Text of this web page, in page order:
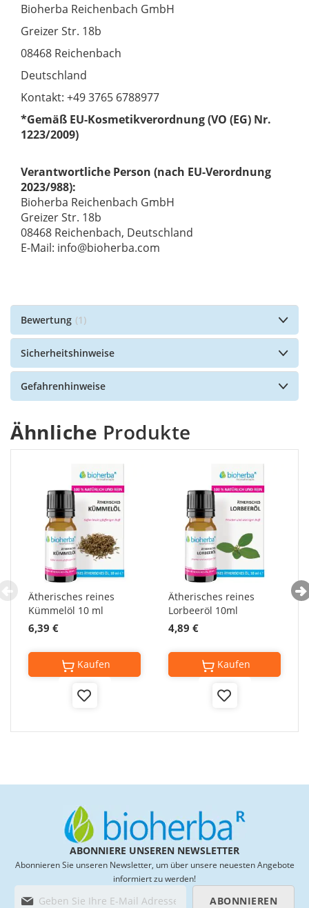
Bioherba Reichenbach GmbH
Greizer Str. 18b
08468 Reichenbach
Deutschland
Kontakt: +49 3765 6788977
*Gemäß EU-Kosmetikverordnung (VO (EG) Nr.
1223/2009)
Verantwortliche Person (nach EU-Verordnung
2023/988):
Bioherba Reichenbach GmbH
Greizer Str. 18b
08468 Reichenbach, Deutschland
E-Mail: info@bioherba.com
Bewertung 1
Sicherheitshinweise
Gefahrenhinweise
Ähnliche Produkte
Ätherisches reines
Kümmelöl 10 ml
6,39 €
Add
Kaufen
Ätherisches reines
Lorbeeröl 10ml
4,89 €
Add
Kaufen
ABONNIERE UNSEREN NEWSLETTER
Abonnieren Sie unseren Newsletter, um über unsere neuesten Angebote
informiert zu werden!
ABONNIEREN